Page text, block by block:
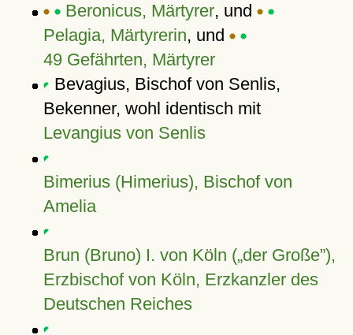
Beronicus, Märtyrer, und
Pelagia, Märtyrerin, und
49 Gefährten, Märtyrer
Bevagius, Bischof von Senlis,
Bekenner, wohl identisch mit
Levangius von Senlis
Bimerius (Himerius), Bischof von
Amelia
Brun (Bruno) I. von Köln ( der Große ),
Erzbischof von Köln, Erzkanzler des
Deutschen Reiches